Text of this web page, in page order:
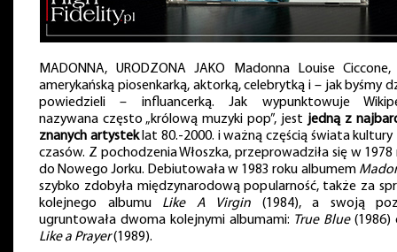
MADONNA, URODZONA JAKO Madonna Louise
amerykańską piosenkarką, aktorką, celebrytką i – jak byśmy
powiedzieli – influancerką. Jak wypunktowuje
nazywana często „królową muzyki pop”, jest jedną z
znanych artysteklat 80.-2000. i ważną częścią świata kultury
czasów. Z pochodzenia Włoszka, przeprowadziła się w 1978
do Nowego Jorku. Debiutowała w 1983 roku albumem
szybko zdobyła międzynarodową popularność, także za
kolejnego albumu Like A Virgin (1984), a swoją
ugruntowała dwoma kolejnymi albumami: True Blue(1986)
Like a Prayer(1989).